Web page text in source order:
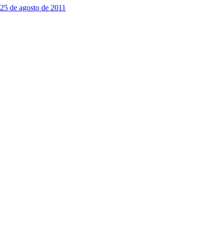
25 de agosto de 2011